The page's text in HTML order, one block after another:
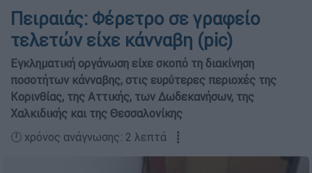
Πειραιάς: Φέρετρο σε γραφείο
τελετών είχε κάνναβη (pic)
Εγκληματική οργάνωση είχε σκοπό τη διακίνηση
ποσοτήτων κάνναβης, στις ευρύτερες περιοχές της
Κορινθίας, της Αττικής, των Δωδεκανήσων, της
Χαλκιδικής και της Θεσσαλονίκης
🕛 χρόνος ανάγνωσης: 2 λεπτά ┋